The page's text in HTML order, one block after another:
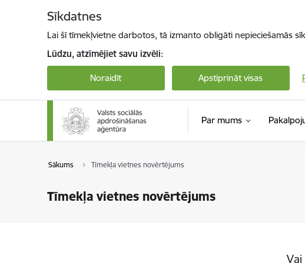
Sīkdatnes
Lai šī tīmekļvietne darbotos, tā izmanto obligāti nepieciešamās
Lūdzu, atzīmējiet savu izvēli:
Noraidīt Apstiprināt visas
Par mums
Sākums Tīmekļa vietnes novērtējums
Tīmekļa vietnes novērtējums